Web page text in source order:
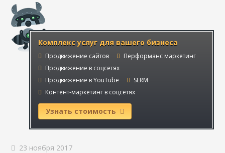
Комплекс услуг для вашего бизнеса
Продвижение сайтов
Перформанс маркетинг
Продвижение в соцсетях
Продвижение в YouTube
SERM
Контент-маркетинг в соцсетях
Узнать стоимость
23 ноября 2017